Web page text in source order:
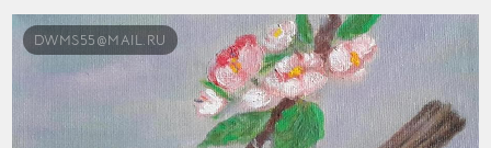
DWMS55@MAIL.RU